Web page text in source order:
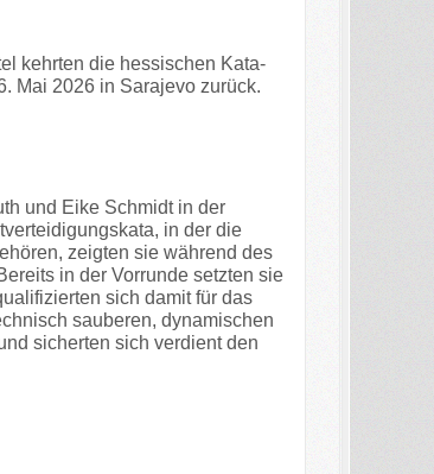
kehrten die hessischen Kata-
Mai 2026 in Sarajevo zurück.
und Eike Schmidtin der
in der die
zeigten sie während des
in der Vorrunde setzten sie
sich damit für das
sauberen, dynamischen
sicherten sich verdient den